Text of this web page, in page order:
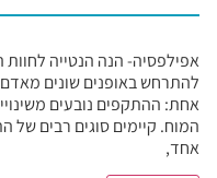
אפילפסיה- הנה הנטייה
להתרחש באופנים שונים
אחת: ההתקפים נובעים
המוח. קיימים סוגים רבים של
אחד,